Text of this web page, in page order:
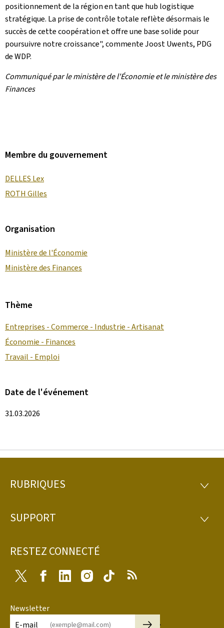
positionnement de la région en tant que hub logistique
stratégique. La prise de contrôle totale reflète désormais le
succès de cette coopération et offre une base solide pour
poursuivre notre croissance", commente Joost Uwents, PDG
de WDP.
Communiqué par le ministère de l'Économie et le ministère des
Finances
Membre du gouvernement
DELLES Lex
ROTH Gilles
Organisation
Ministère de l'Économie
Ministère des Finances
Thème
Entreprises - Commerce - Industrie - Artisanat
Économie - Finances
Travail - Emploi
Date de l'événement
31.03.2026
Pied
page
RUBRIQUES
SUPPORT
RESTEZ CONNECTÉ
Twitter FacebookLinkedIn InstagramTiktok
Newsletter
E-mail
🡒